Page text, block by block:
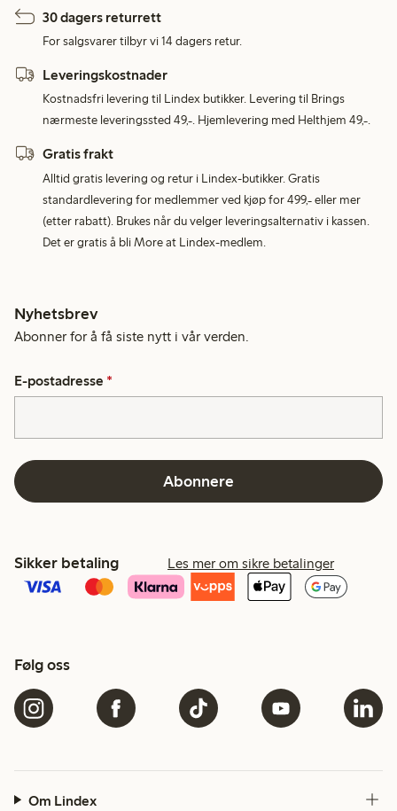
30 dagers returrett
For salgsvarer tilbyr vi 14 dagers retur.
Leveringskostnader
Kostnadsfri levering til Lindex butikker. Levering til Brings
nærmeste leveringssted 49,-. Hjemlevering med Helthjem 49,-.
Gratis frakt
Alltid gratis levering og retur i Lindex-butikker. Gratis
standardlevering for medlemmer ved kjøp for 499,- eller mer
(etter rabatt). Brukes når du velger leveringsalternativ i kassen.
Det er gratis å bli More at Lindex-medlem.
Nyhetsbrev
Abonner for å få siste nytt i vår verden.
E-postadresse *
Abonnere
Sikker betaling Les mer om sikre betalinger
Følg oss
Om Lindex